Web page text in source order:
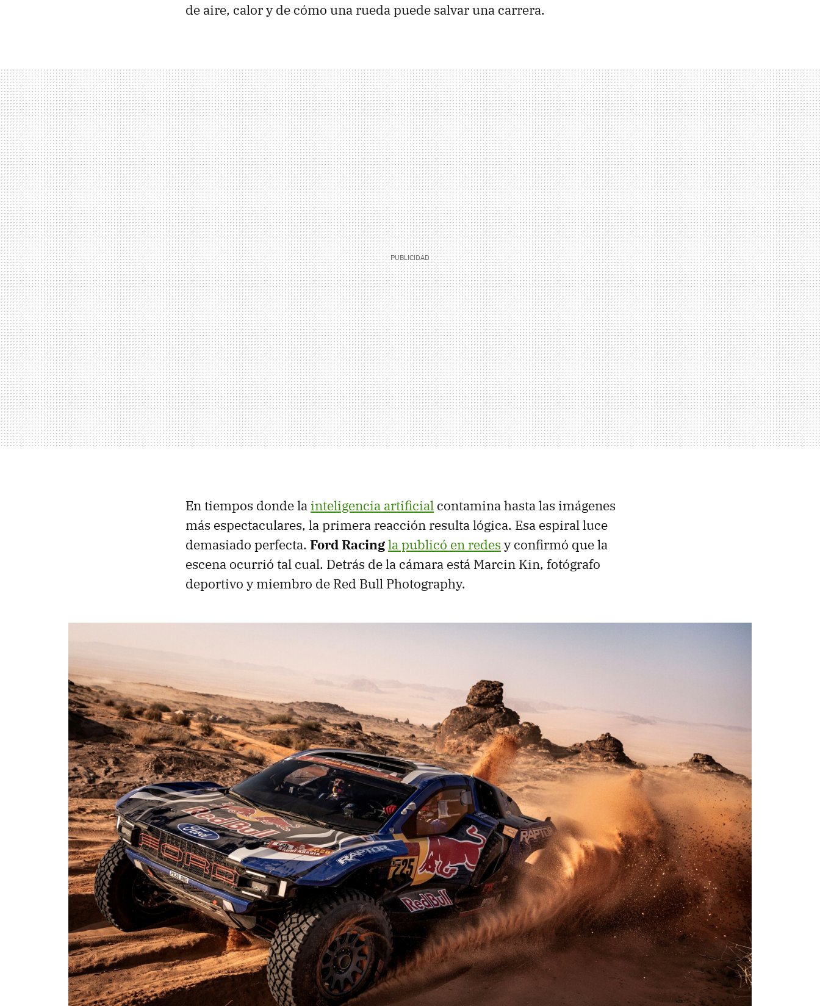
de aire, calor y de cómo una rueda puede salvar una carrera.
En tiempos donde la inteligencia artificial contamina hasta las imágenes
más espectaculares, la primera reacción resulta lógica. Esa espiral luce
demasiado perfecta. Ford Racingla publicó en redes y confirmó que la
escena ocurrió tal cual. Detrás de la cámara está Marcin Kin, fotógrafo
deportivo y miembro de Red Bull Photography.